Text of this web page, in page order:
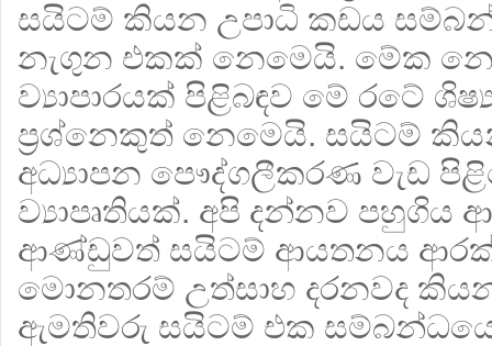
සයිටම් කියන උපාධි කඩය
නැගුන එකක් නෙමෙයි. මේක
ව්‍යාපාරයක් පිළිබඳව මේ රටේ
ප්‍රශ්නෙකුත් නෙමෙයි. සයිටම්
අධ්‍යාපන පෞද්ගලීකරණ වැඩ
ව්‍යාපෘතියක්. අපි දන්නව
ආණ්ඩුවත් සයිටම් ආයතනය
මොනතරම් උත්සාහ දරනවද
ඇමතිවරු සයිටම් එක